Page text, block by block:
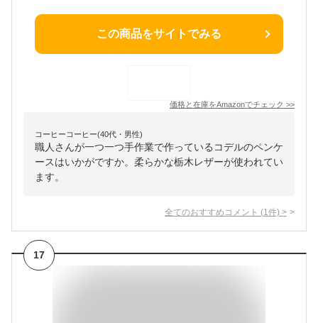
この商品をサイトでみる
価格と在庫をAmazonでチェック >>
コーヒーコーヒー(40代・男性)
職人さんが一つ一つ手作業で作っているコデルのペンケ
ースはいかがですか。柔らかな栃木レザーが使われてい
ます。
全てのおすすめコメント (1 件) >
17